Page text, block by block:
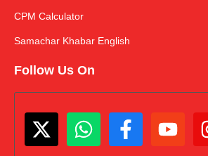
CPM Calculator
Samachar Khabar English
Follow Us On